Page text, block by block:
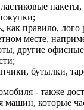
пакеты,
как правило, лого
месте,
другие
бутылки,
- также
машин, которые